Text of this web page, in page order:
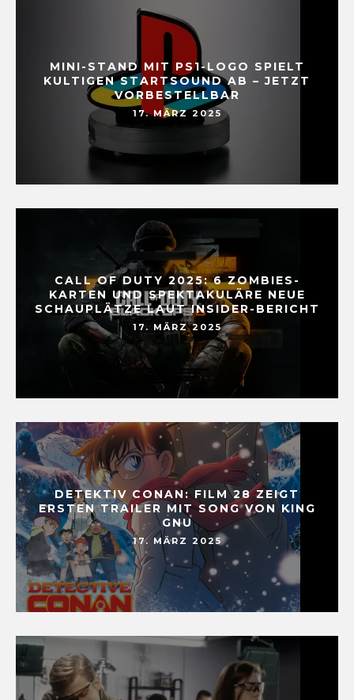
MINI-STAND MIT PS1-LOGO SPIELT
KULTIGEN STARTSOUND AB – JETZT
VORBESTELLBAR
17. MÄRZ 2025
CALL OF DUTY 2025: 6 ZOMBIES-
KARTEN UND SPEKTAKULÄRE NEUE
SCHAUPLÄTZE LAUT INSIDER-BERICHT
17. MÄRZ 2025
DETEKTIV CONAN: FILM 28 ZEIGT
ERSTEN TRAILER MIT SONG VON KING
GNU
17. MÄRZ 2025